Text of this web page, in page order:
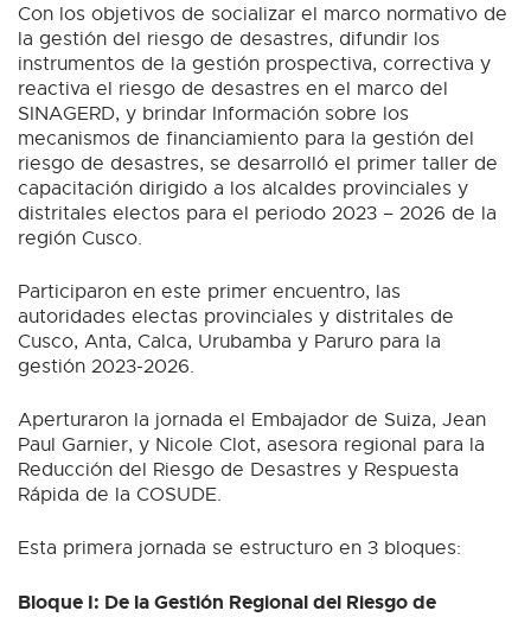
Con los objetivos de socializar el marco normativo de
la gestión del riesgo de desastres, difundir los
instrumentos de la gestión prospectiva, correctiva y
reactiva el riesgo de desastres en el marco del
SINAGERD, y brindar Información sobre los
mecanismos de financiamiento para la gestión del
riesgo de desastres, se desarrolló el primer taller de
capacitación dirigido a los alcaldes provinciales y
distritales electos para el periodo 2023 – 2026 de la
región Cusco.
Participaron en este primer encuentro, las
autoridades electas provinciales y distritales de
Cusco, Anta, Calca, Urubamba y Paruro para la
gestión 2023-2026.
Aperturaron la jornada el Embajador de Suiza, Jean
Paul Garnier, y Nicole Clot, asesora regional para la
Reducción del Riesgo de Desastres y Respuesta
Rápida de la COSUDE.
Esta primera jornada se estructuro en 3 bloques:
Bloque I: De la Gestión Regional del Riesgo de